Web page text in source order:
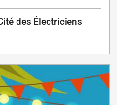
des Électriciens